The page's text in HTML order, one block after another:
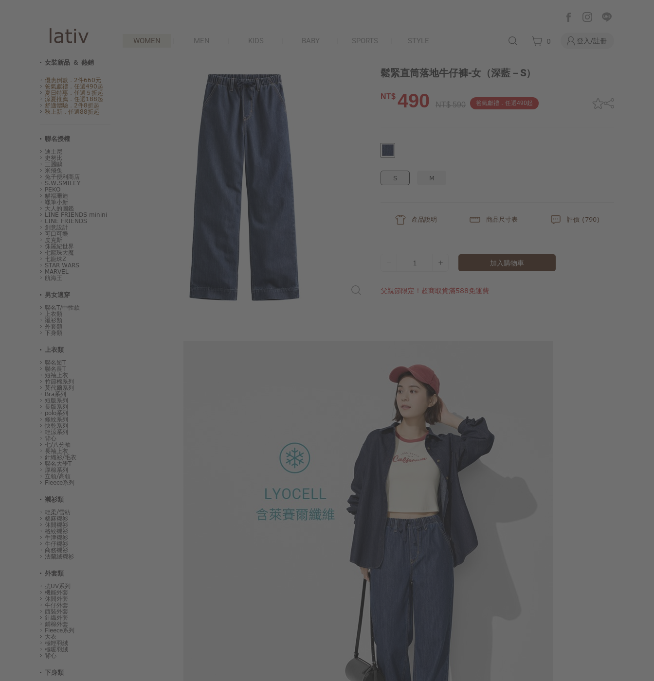
WOMEN MEN KIDS BABY SPORTS STYLE 0 登入/註冊
女裝新品 ＆ 熱銷
優惠倒數．2件660元
爸氣獻禮．任選490起
夏日特惠．任選５折起
涼夏推薦．任選188起
舒適體驗．2件8折起
秋上新．任選88折起
聯名授權
迪士尼
史努比
三麗鷗
米飛兔
兔子便利商店
S.W.SMILEY
PEKO
貓福珊迪
蠟筆小新
大人的圖鑑
LINE FRIENDS minini
LINE FRIENDS
創意設計
可口可樂
皮克斯
侏羅紀世界
七龍珠大魔
七龍珠Z
STAR WARS
MARVEL
航海王
男女適穿
聯名T/中性款
上衣類
襯衫類
外套類
下身類
上衣類
聯名短T
聯名長T
短袖上衣
竹節棉系列
莫代爾系列
Bra系列
短版系列
長版系列
polo系列
條紋系列
快乾系列
輕涼系列
背心
七/八分袖
長袖上衣
針織衫/毛衣
聯名大學T
厚棉系列
立領/高領
Fleece系列
襯衫類
輕柔/雪紡
棉麻襯衫
休閒襯衫
格紋襯衫
牛津襯衫
牛仔襯衫
商務襯衫
法蘭絨襯衫
外套類
抗UV系列
機能外套
休閒外套
牛仔外套
西裝外套
針織外套
鋪棉外套
Fleece系列
大衣
極輕羽絨
極暖羽絨
背心
下身類
鬆緊直筒落地牛仔褲-女 （深藍－S）
NT$ 490 NT$ 590 爸氣獻禮．任選490起
S M
產品說明 商品尺寸表 評價 (790)
1 加入購物車
父親節限定！超商取貨滿588免運費
$ 490
商品售完
$290